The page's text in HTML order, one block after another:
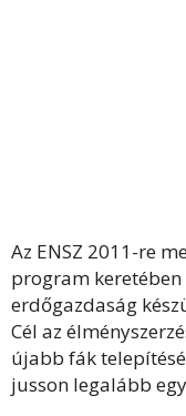
Az ENSZ 2011-re
program keretében
erdőgazdaság
Cél az
újabb fák
jusson legalább